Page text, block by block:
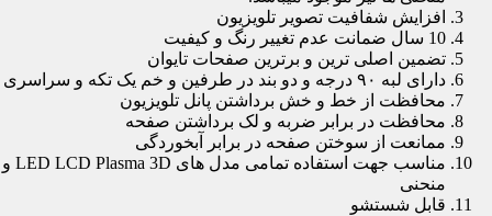
افزایش شفافیت تصویر تلویزیون
10 سال ضمانت عدم تغییر رنگ و کیفیت
تضمین اصلی ترین و برترین صفحات تایوان
دارای لبه ۹۰ درجه و دو بند در طرفین و خم یک تکه و سراسری
محافظت از خط و خش برداشتن پانل تلویزیون
محافظت در برابر ضربه و لک برداشتن صفحه
ممانعت از سوختن صفحه در برابر آبخوردگی
مناسب جهت استفاده تمامی مدل های LED LCD Plasma 3D و
منحنی
قابل شستشو